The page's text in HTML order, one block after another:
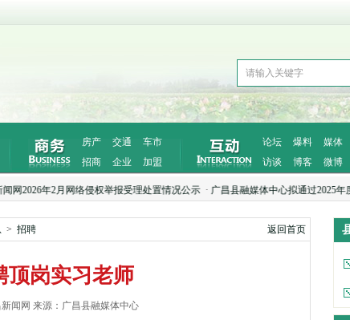
房产 交通
车市
招商
企业 加盟
论坛 爆料
媒体
访谈
博客 微博
年2月网络侵权举报受理处置情况公示·广昌县融媒体中心拟通过2025年度新
返回首页
> 招聘
顶岗实习老师
闻网 来源：广昌县融媒体中心